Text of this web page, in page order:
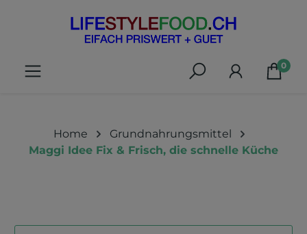
springen
0
Home
Grundnahrungsmittel
Maggi Idee Fix & Frisch, die schnelle Küche